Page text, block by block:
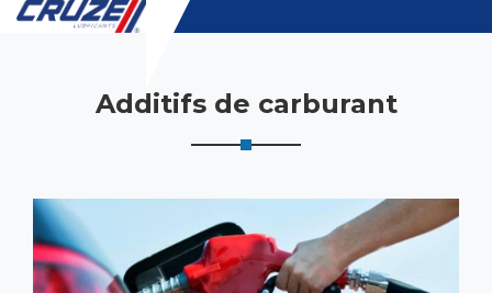
Additifs de carburant